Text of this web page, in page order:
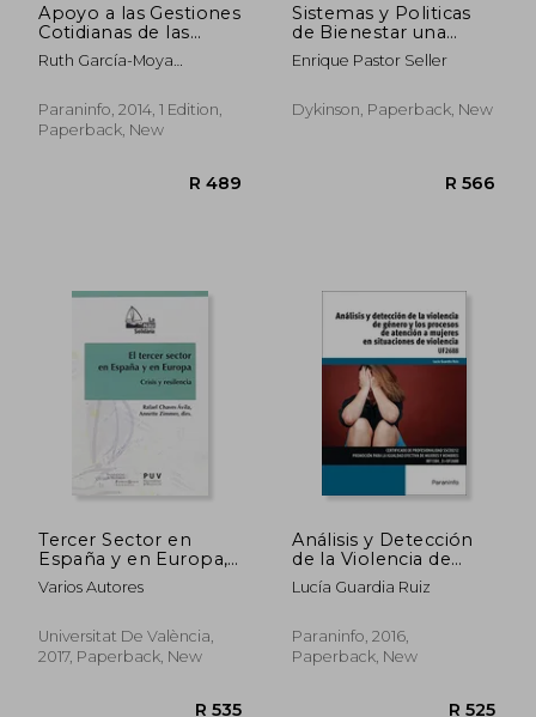
Apoyo a las Gestiones
Cotidianas de las
Personas
Dependientes (in
Ruth García-Moya
Paraninfo, 2014, 1 Edition,
Paperback, New
Sistemas y Politicas
de Bienestar una
Perspectiva
Internacional (in
Enrique Pastor Seller
Dykinson, Paperback, New
Tercer Sector en
España y en Europa,
el. Crisis y Resilencia
(la nau Solidària) (in
Varios Autores
Universitat De València,
2017, Paperback, New
Análisis y Detección
de la Violencia de
Género y los
Procesos de Atención
Situaciones de
Violencia (in Spanish)
Lucía Guardia Ruiz
Paraninfo, 2016,
Paperback, New